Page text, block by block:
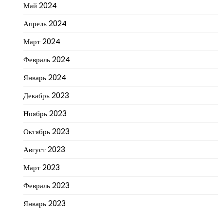
Май 2024
Апрель 2024
Март 2024
Февраль 2024
Январь 2024
Декабрь 2023
Ноябрь 2023
Октябрь 2023
Август 2023
Март 2023
Февраль 2023
Январь 2023